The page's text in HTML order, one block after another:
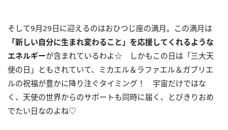
そして9月29日に迎えるのはおひつじ座の満月。この満月は
「新しい自分に生まれ変わること」を応援してくれるような
エネルギーが含まれているわよ☆ しかもこの日は「三大天
使の日」ともされていて、ミカエル＆ラファエル＆ガブリエ
ルの祝福が豊かに降り注ぐタイミング！ 宇宙だけではな
く、天使の世界からのサポートも同時に届く、とびきりおめ
でたい日なのよね♡